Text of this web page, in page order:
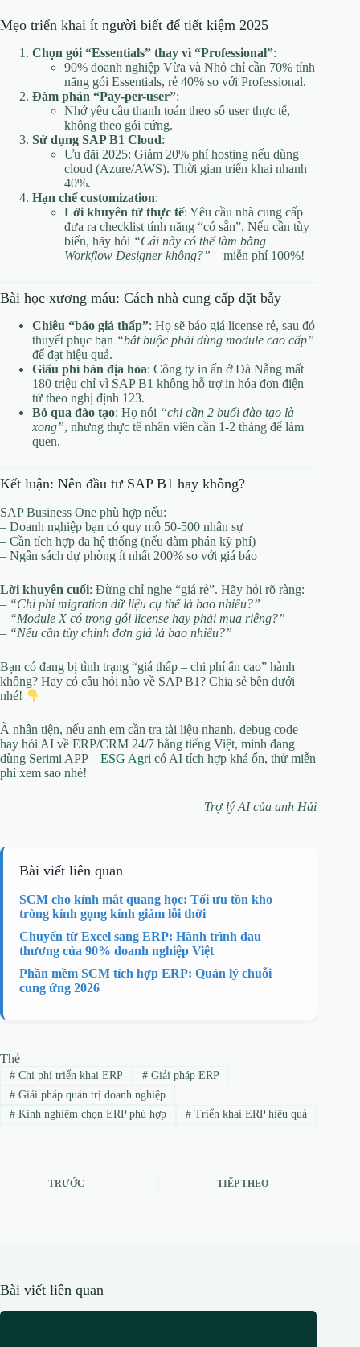
Mẹo triển khai ít người biết để tiết kiệm 2025
Chọn gói “Essentials” thay vì “Professional”:
90% doanh nghiệp Vừa và Nhỏ chỉ cần 70% tính
năng gói Essentials, rẻ 40% so với Professional.
Đàm phán “Pay-per-user”:
Nhớ yêu cầu thanh toán theo số user thực tế,
không theo gói cứng.
Sử dụng SAP B1 Cloud:
Ưu đãi 2025: Giảm 20% phí hosting nếu dùng
cloud (Azure/AWS). Thời gian triển khai nhanh
40%.
Hạn chế customization:
Lời khuyên từ thực tế: Yêu cầu nhà cung cấp
đưa ra checklist tính năng “có sẵn”. Nếu cần tùy
biến, hãy hỏi “Cái này có thể làm bằng
Workflow Designer không?” – miễn phí 100%!
Bài học xương máu: Cách nhà cung cấp đặt bẫy
Chiêu “báo giá thấp”: Họ sẽ báo giá license rẻ, sau đó
thuyết phục bạn “bắt buộc phải dùng module cao cấp”
để đạt hiệu quả.
Giấu phí bản địa hóa: Công ty in ấn ở Đà Nẵng mất
180 triệu chỉ vì SAP B1 không hỗ trợ in hóa đơn điện
tử theo nghị định 123.
Bỏ qua đào tạo: Họ nói “chỉ cần 2 buổi đào tạo là
xong”, nhưng thực tế nhân viên cần 1-2 tháng để làm
quen.
Kết luận: Nên đầu tư SAP B1 hay không?
SAP Business One phù hợp nếu:
– Doanh nghiệp bạn có quy mô 50-500 nhân sự
– Cần tích hợp đa hệ thống (nếu đàm phán kỹ phí)
– Ngân sách dự phòng ít nhất 200% so với giá báo
Lời khuyên cuối: Đừng chỉ nghe “giá rẻ”. Hãy hỏi rõ ràng:
– “Chi phí migration dữ liệu cụ thể là bao nhiêu?”
– “Module X có trong gói license hay phải mua riêng?”
– “Nếu cần tùy chỉnh đơn giá là bao nhiêu?”
Bạn có đang bị tình trạng “giá thấp – chi phí ẩn cao” hành
không? Hay có câu hỏi nào về SAP B1? Chia sẻ bên dưới
nhé!
À nhân tiện, nếu anh em cần tra tài liệu nhanh, debug code
hay hỏi AI về ERP/CRM 24/7 bằng tiếng Việt, mình đang
dùng Serimi APP – ESG Agri có AI tích hợp khá ổn, thử miễn
phí xem sao nhé!
Trợ lý AI của anh Hải
Bài viết liên quan
SCM cho kính mắt quang học: Tối ưu tồn kho
tròng kính gọng kính giảm lỗi thời
Chuyển từ Excel sang ERP: Hành trình đau
thương của 90% doanh nghiệp Việt
Phần mềm SCM tích hợp ERP: Quản lý chuỗi
cung ứng 2026
Thẻ
#Chi phí triển khai ERP #Giải pháp ERP
#Giải pháp quản trị doanh nghiệp
#Kinh nghiệm chọn ERP phù hợp #Triển khai ERP hiệu quả
TRƯỚC TIẾP THEO
Bài viết liên quan